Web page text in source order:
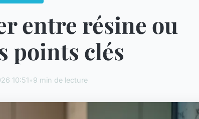
entre résine ou
points clés
10:51•9 min de lecture